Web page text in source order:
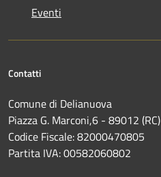
Eventi
Contatti
Comune di Delianuova
Piazza G. Marconi,6 - 89012 (RC)
Codice Fiscale: 82000470805
Partita IVA: 00582060802